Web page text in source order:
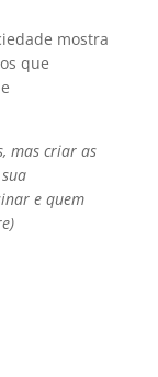
mostra
que
mas criar as
e quem